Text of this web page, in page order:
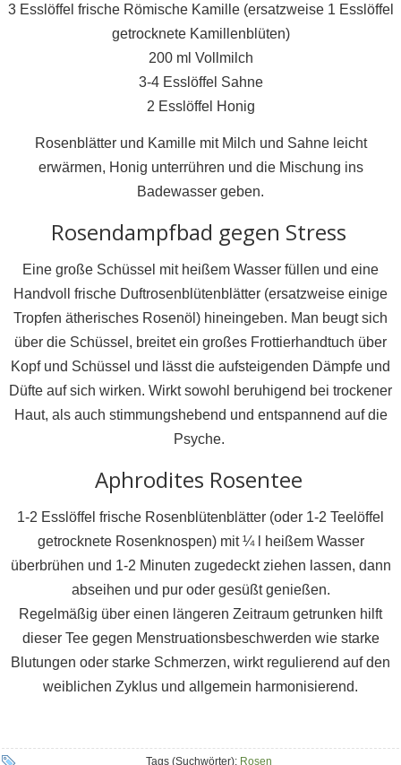
3 Esslöffel frische Römische Kamille (ersatzweise 1 Esslöffel
getrocknete Kamillenblüten)
200 ml Vollmilch
3-4 Esslöffel Sahne
2 Esslöffel Honig
Rosenblätter und Kamille mit Milch und Sahne leicht
erwärmen, Honig unterrühren und die Mischung ins
Badewasser geben.
Rosendampfbad gegen Stress
Eine große Schüssel mit heißem Wasser füllen und eine
Handvoll frische Duftrosenblütenblätter (ersatzweise einige
Tropfen ätherisches Rosenöl) hineingeben. Man beugt sich
über die Schüssel, breitet ein großes Frottierhandtuch über
Kopf und Schüssel und lässt die aufsteigenden Dämpfe und
Düfte auf sich wirken. Wirkt sowohl beruhigend bei trockener
Haut, als auch stimmungshebend und entspannend auf die
Psyche.
Aphrodites Rosentee
1-2 Esslöffel frische Rosenblütenblätter (oder 1-2 Teelöffel
getrocknete Rosenknospen) mit ¼ l heißem Wasser
überbrühen und 1-2 Minuten zugedeckt ziehen lassen, dann
abseihen und pur oder gesüßt genießen.
Regelmäßig über einen längeren Zeitraum getrunken hilft
dieser Tee gegen Menstruationsbeschwerden wie starke
Blutungen oder starke Schmerzen, wirkt regulierend auf den
weiblichen Zyklus und allgemein harmonisierend.
Tags (Suchwörter): Rosen